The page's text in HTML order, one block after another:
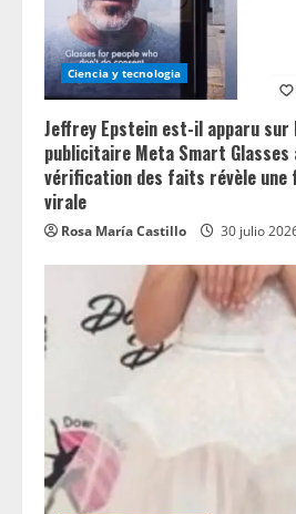
Ciencia y tecnologia
Jeffrey Epstein est-il apparu sur
publicitaire Meta Smart Glasses
vérification des faits révèle une
virale
Rosa María Castillo 30 julio